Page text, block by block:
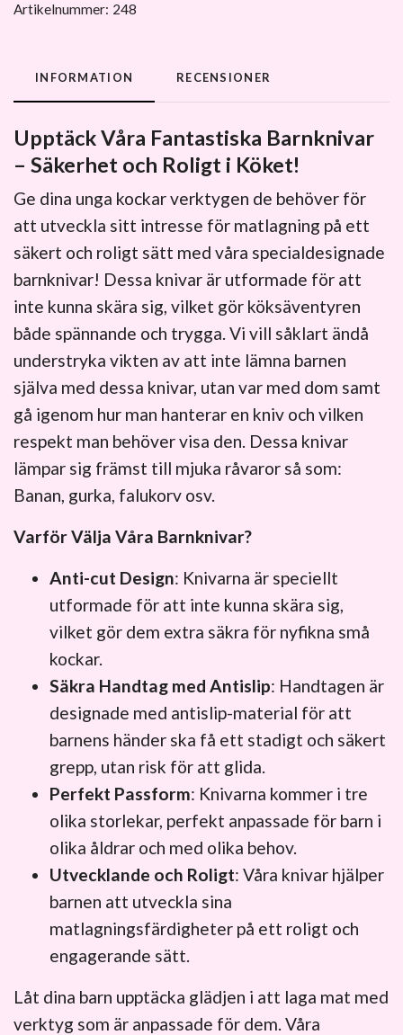
Artikelnummer: 248
INFORMATION RECENSIONER
Upptäck Våra Fantastiska Barnknivar
– Säkerhet och Roligt i Köket!
Ge dina unga kockar verktygen de behöver för
att utveckla sitt intresse för matlagning på ett
säkert och roligt sätt med våra specialdesignade
barnknivar! Dessa knivar är utformade för att
inte kunna skära sig, vilket gör köksäventyren
både spännande och trygga. Vi vill såklart ändå
understryka vikten av att inte lämna barnen
själva med dessa knivar, utan var med dom samt
gå igenom hur man hanterar en kniv och vilken
respekt man behöver visa den. Dessa knivar
lämpar sig främst till mjuka råvaror så som:
Banan, gurka, falukorv osv.
Varför Välja Våra Barnknivar?
Anti-cut Design: Knivarna är speciellt
utformade för att inte kunna skära sig,
vilket gör dem extra säkra för nyfikna små
kockar.
Säkra Handtag med Antislip: Handtagen är
designade med antislip-material för att
barnens händer ska få ett stadigt och säkert
grepp, utan risk för att glida.
Perfekt Passform: Knivarna kommer i tre
olika storlekar, perfekt anpassade för barn i
olika åldrar och med olika behov.
Utvecklande och Roligt: Våra knivar hjälper
barnen att utveckla sina
matlagningsfärdigheter på ett roligt och
engagerande sätt.
Låt dina barn upptäcka glädjen i att laga mat med
verktyg som är anpassade för dem. Våra